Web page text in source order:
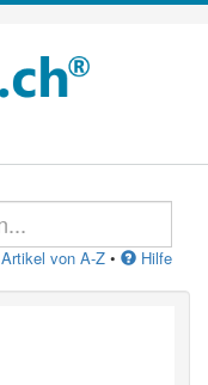
Artikel von A-Z • Hilfe